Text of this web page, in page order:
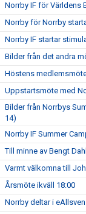
Norrby IF för Världens
Norrby för Norrby
Norrby IF startar
Bilder från det andra
Höstens
Uppstartsmöte med
Bilder från Norrbys
14)
Norrby IF Summer
Till minne av Bengt
Varmt välkomna till
Årsmöte ikväll 18:00
Norrby deltar i